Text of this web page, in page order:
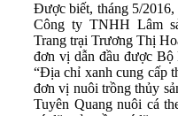
Được biết, tháng 5/
Công ty TNHH Lâm
Trang trại Trương Thị
đơn vị dẫn đầu được
“Địa chỉ xanh cung cấp
đơn vị nuôi trồng thủy
Tuyên Quang nuôi cá